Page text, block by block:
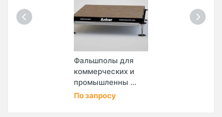
Фальшполы для
коммерческих и
промышленны ...
По запросу